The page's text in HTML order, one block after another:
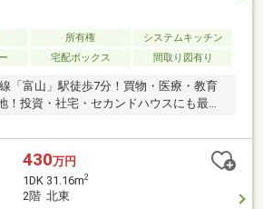
所有権
システムキッチン
宅配ボックス 間取り図有り
「富山」駅徒歩7分！買物・医療・教育
！投資・社宅・セカンドハウスにも最適
430万円
1DK 31.16m2
2階 北東